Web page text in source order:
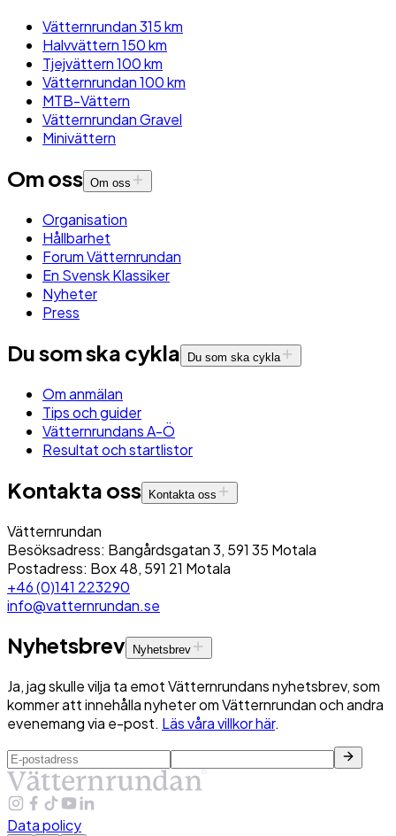
Vätternrundan 315 km
Halvvättern 150 km
Tjejvättern 100 km
Vätternrundan 100 km
MTB-Vättern
Vätternrundan Gravel
Minivättern
Om oss Om oss
Organisation
Hållbarhet
Forum Vätternrundan
En Svensk Klassiker
Nyheter
Press
Du som ska cykla Du som ska cykla
Om anmälan
Tips och guider
Vätternrundans A-Ö
Resultat och startlistor
Kontakta oss Kontakta oss
Vätternrundan
Besöksadress: Bangårdsgatan 3, 591 35 Motala
Postadress: Box 48, 591 21 Motala
+46 (0)141 223290
info@vatternrundan.se
Nyhetsbrev Nyhetsbrev
Ja, jag skulle vilja ta emot Vätternrundans nyhetsbrev, som
kommer att innehålla nyheter om Vätternrundan och andra
evenemang via e-post. Läs våra villkor här.
Data policy